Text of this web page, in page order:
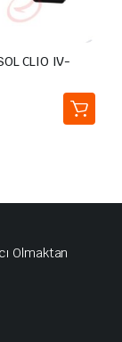
CLIO IV-
Olmaktan